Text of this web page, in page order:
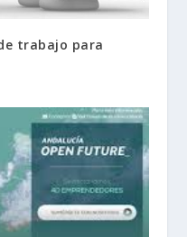
trabajo para